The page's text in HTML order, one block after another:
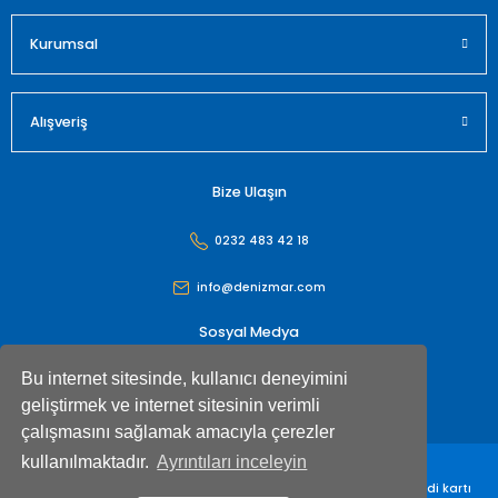
Bu internet sitesinde, kullanıcı deneyimini
geliştirmek ve internet sitesinin verimli
çalışmasını sağlamak amacıyla çerezler
kullanılmaktadır. Ayrıntıları inceleyin
Kurumsal
Alışveriş
Bize Ulaşın
0232 483 42 18
info@denizmar.com
Sosyal Medya
Denizmar İç Dış Ticaret Anonim Şirketi© Tüm hakları saklıdır. Kredi kartı